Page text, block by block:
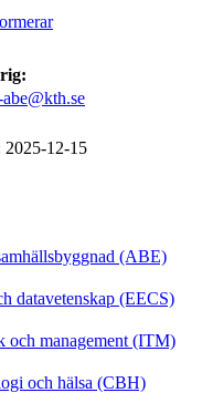
2025-12-15
(ABE)
datavetenskap (EECS)
och management (ITM)
och hälsa (CBH)